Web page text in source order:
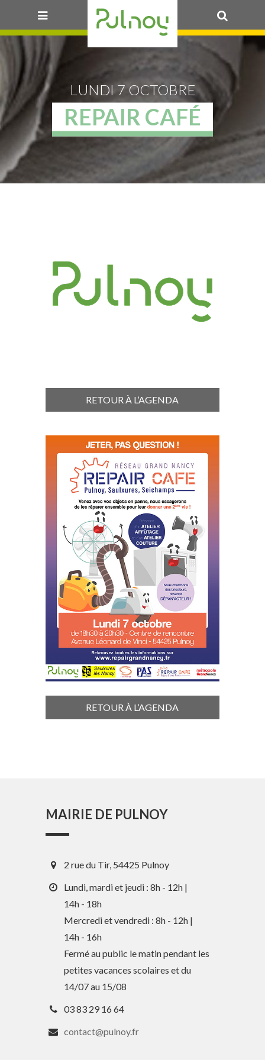
LUNDI 7 OCTOBRE
REPAIR CAFÉ
RETOUR À L’AGENDA
RETOUR À L’AGENDA
Guide des activités et services
MAIRIE DE PULNOY
2 rue du Tir, 54425 Pulnoy
Lundi, mardi et jeudi : 8h - 12h |
14h - 18h
Mercredi et vendredi : 8h - 12h |
14h - 16h
Fermé au public le matin pendant les
petites vacances scolaires et du
14/07 au 15/08
03 83 29 16 64
contact@pulnoy.fr